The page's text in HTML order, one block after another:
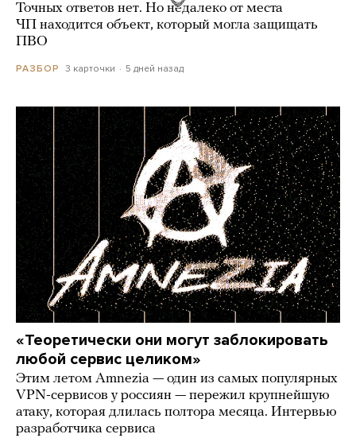
Точных ответов нет. Но недалеко от места
ЧП находится объект, который могла защищать
ПВО
РАЗБОР 3 карточки 5 дней назад
«Теоретически они могут заблокировать
любой сервис целиком»
Этим летом Amnezia — один из самых популярных
VPN-сервисов у россиян — пережил крупнейшую
атаку, которая длилась полтора месяца. Интервью
разработчика сервиса